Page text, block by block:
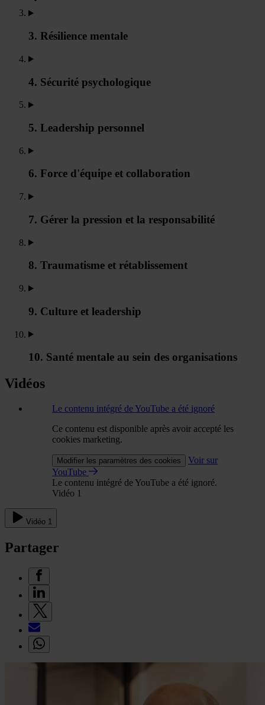
3. Résilience mentale
4. Sécurité psychologique
5. Leadership personnel
6. Force d'équipe et collaboration
7. Gérer la pression et la responsabilité
8. Traumatisme et rétablissement
9. Culture et leadership
10. Santé mentale au sein des organisations
Vidéos
Le contenu intégré de YouTube a été ignoré
Ce contenu est disponible après avoir accepté les
cookies marketing.
Modifier les paramètres des cookies
Voir sur
YouTube
Le contenu intégré de YouTube a été ignoré.
Vidéo 1
Vidéo 1
Partager